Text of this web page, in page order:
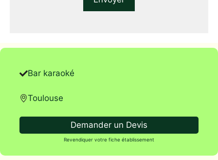
Bar karaoké
Toulouse
Demander un Devis
Revendiquer votre fiche établissement